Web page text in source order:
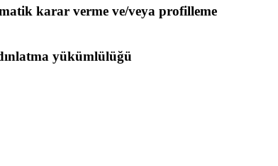
karar verme ve/veya profilleme
yükümlülüğü